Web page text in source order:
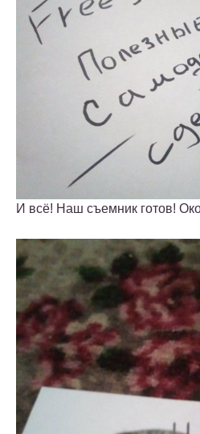
И всё! Наш съемник готов!